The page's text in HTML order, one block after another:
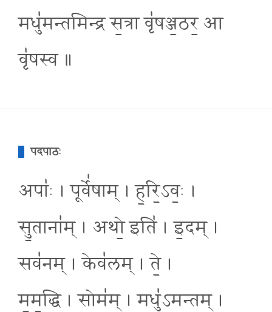
मधु॑मन्तमिन्द्र स॒त्रा वृ॑षञ्ज॒ठर॒ आ
वृ॑षस्व ॥
पदपाठः
अपाः॑ । पूर्वे॑षाम् । ह॒रि॒ऽवः॒ ।
सु॒ताना॑म् । अथो॒ इति॑ । इ॒दम् ।
सव॑नम् । केव॑लम् । ते॒ ।
म॒म॒द्धि । सोम॑म् । मधु॑ऽमन्तम् ।